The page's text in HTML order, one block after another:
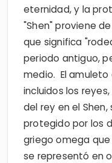
eternidad, y la
"Shen" proviene
que significa
periodo antiguo,
medio. El amuleto
incluidos los
del rey en el
protegido por los
griego omega que
se representó en